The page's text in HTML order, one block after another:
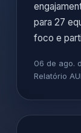
para 27
foco e
06 de ago.
Relatório